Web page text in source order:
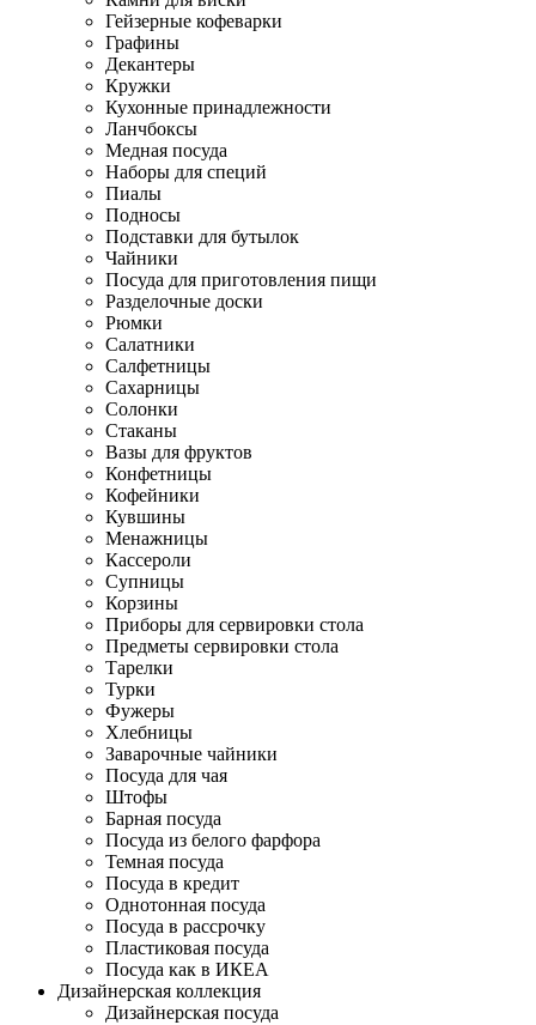
Гейзерные кофеварки
Графины
Декантеры
Кружки
Кухонные принадлежности
Ланчбоксы
Медная посуда
Наборы для специй
Пиалы
Подносы
Подставки для бутылок
Чайники
Посуда для приготовления пищи
Разделочные доски
Рюмки
Салатники
Салфетницы
Сахарницы
Солонки
Стаканы
Вазы для фруктов
Конфетницы
Кофейники
Кувшины
Менажницы
Кассероли
Супницы
Корзины
Приборы для сервировки стола
Предметы сервировки стола
Тарелки
Турки
Фужеры
Хлебницы
Заварочные чайники
Посуда для чая
Штофы
Барная посуда
Посуда из белого фарфора
Темная посуда
Посуда в кредит
Однотонная посуда
Посуда в рассрочку
Пластиковая посуда
Посуда как в ИКЕА
Дизайнерская коллекция
Дизайнерская посуда